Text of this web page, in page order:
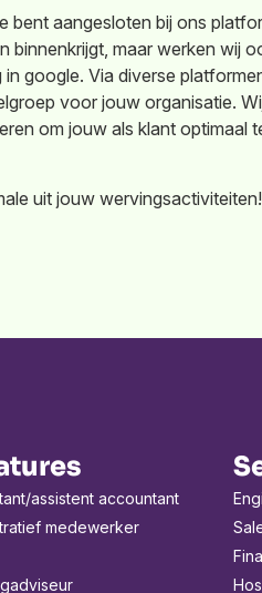
bent aangesloten bij ons
binnenkrijgt, maar werken wij
google. Via diverse
voor jouw organisatie.
om jouw als klant optimaal
uit jouw wervingsactiviteiten!
assistent accountant
medewerker